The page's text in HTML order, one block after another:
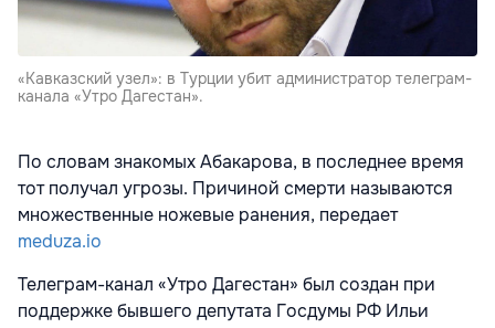
«Кавказский узел»: в Турции убит администратор телеграм-
канала «Утро Дагестан».
По словам знакомых Абакарова, в последнее время
тот получал угрозы. Причиной смерти называются
множественные ножевые ранения, передает
meduza.io
Телеграм-канал «Утро Дагестан» был создан при
поддержке бывшего депутата Госдумы РФ Ильи